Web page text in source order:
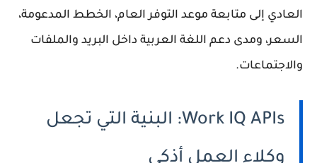
العادي إلى متابعة موعد التوفر العام، الخطط المدعومة،
السعر، ومدى دعم اللغة العربية داخل البريد والملفات
والاجتماعات.
Work IQ APIs: البنية التي تجعل
وكلاء العمل أذكى